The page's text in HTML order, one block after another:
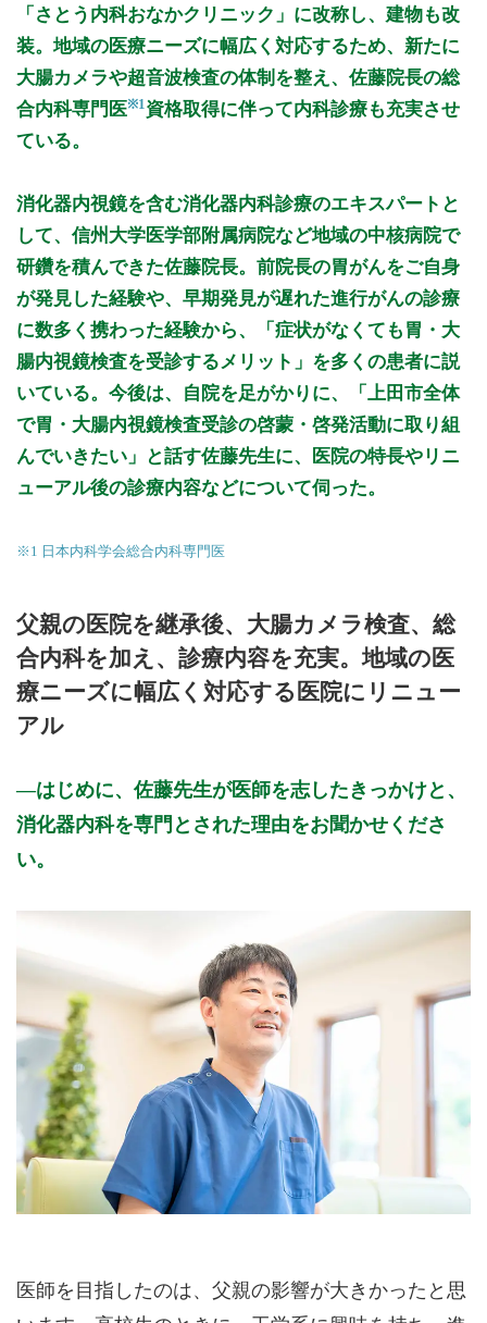
備考：初診の方は診療時間終了30分前までにお越しくださ
い。
※診療時間や臨時休診・診療内容等について、事前に必ず医療
機関ホームページ、またはお電話にてご確認ください。
>>病院なびで医療機関の詳細を見る
公式HPはこちら
初診受付
「さとう内科おなかクリニック」に改称し、建物も改
装。地域の医療ニーズに幅広く対応するため、新たに
大腸カメラや超音波検査の体制を整え、佐藤院長の総
合内科専門医※1資格取得に伴って内科診療も充実させ
ている。
消化器内視鏡を含む消化器内科診療のエキスパートと
して、信州大学医学部附属病院など地域の中核病院で
研鑽を積んできた佐藤院長。前院長の胃がんをご自身
が発見した経験や、早期発見が遅れた進行がんの診療
に数多く携わった経験から、「症状がなくても胃・大
腸内視鏡検査を受診するメリット」を多くの患者に説
いている。今後は、自院を足がかりに、「上田市全体
で胃・大腸内視鏡検査受診の啓蒙・啓発活動に取り組
んでいきたい」と話す佐藤先生に、医院の特長やリニ
ューアル後の診療内容などについて伺った。
※1 日本内科学会総合内科専門医
父親の医院を継承後、大腸カメラ検査、総
合内科を加え、診療内容を充実。地域の医
療ニーズに幅広く対応する医院にリニュー
アル
はじめに、佐藤先生が医師を志したきっかけと、
消化器内科を専門とされた理由をお聞かせくださ
い。
医師を目指したのは、父親の影響が大きかったと思